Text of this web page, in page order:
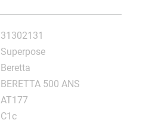
31302131
Superpose
Beretta
BERETTA 500 ANS
AT177
C1c